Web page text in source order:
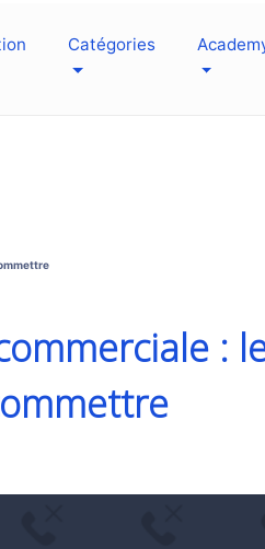
Catégories
: